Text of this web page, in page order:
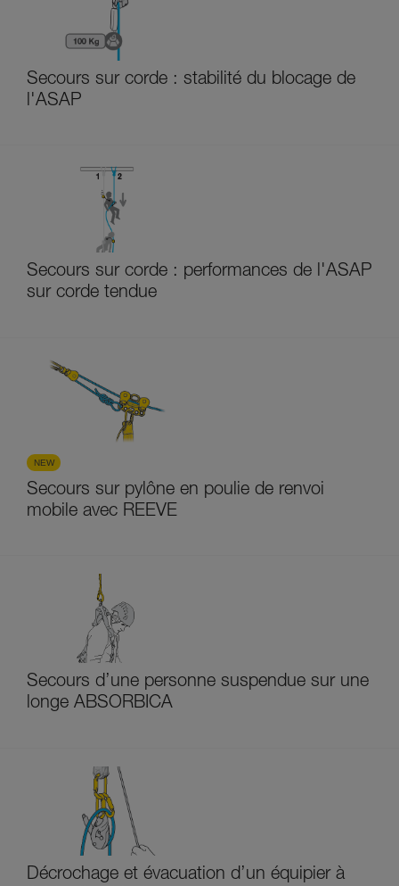
Secours sur corde : stabilité du blocage de
l'ASAP
Secours sur corde : performances de l'ASAP
sur corde tendue
NEW
Secours sur pylône en poulie de renvoi
mobile avec REEVE
Secours d’une personne suspendue sur une
longe ABSORBICA
Décrochage et évacuation d’un équipier à